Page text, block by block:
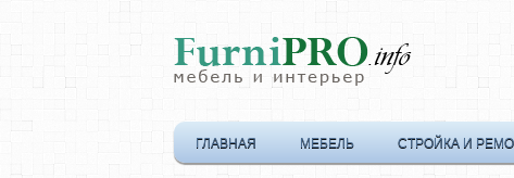
ГЛАВНАЯ МЕБЕЛЬ СТРОЙКА И